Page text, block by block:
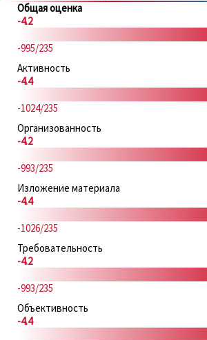
Общая оценка
-4.2
-995/235
Активность
-4.4
-1024/235
Организованность
-4.2
-993/235
Изложение материала
-4.4
-1026/235
Требовательность
-4.2
-993/235
Объективность
-4.4